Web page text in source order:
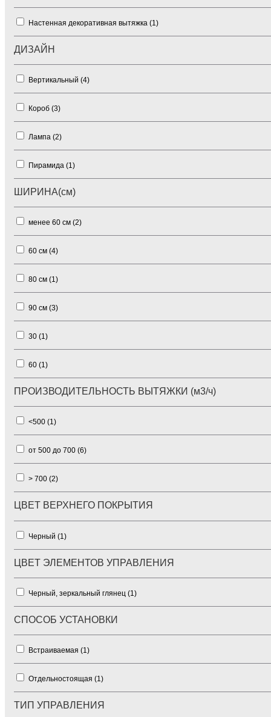
Настенная декоративная вытяжка (1)
ДИЗАЙН
Вертикальный (4)
Короб (3)
Лампа (2)
Пирамида (1)
ШИРИНА(см)
менее 60 см (2)
60 см (4)
80 см (1)
90 см (3)
30 (1)
60 (1)
ПРОИЗВОДИТЕЛЬНОСТЬ ВЫТЯЖКИ (м3/ч)
<500 (1)
от 500 до 700 (6)
> 700 (2)
ЦВЕТ ВЕРХНЕГО ПОКРЫТИЯ
Черный (1 )
ЦВЕТ ЭЛЕМЕНТОВ УПРАВЛЕНИЯ
Черный, зеркальный глянец (1 )
СПОСОБ УСТАНОВКИ
Встраиваемая (1 )
Отдельностоящая (1 )
ТИП УПРАВЛЕНИЯ